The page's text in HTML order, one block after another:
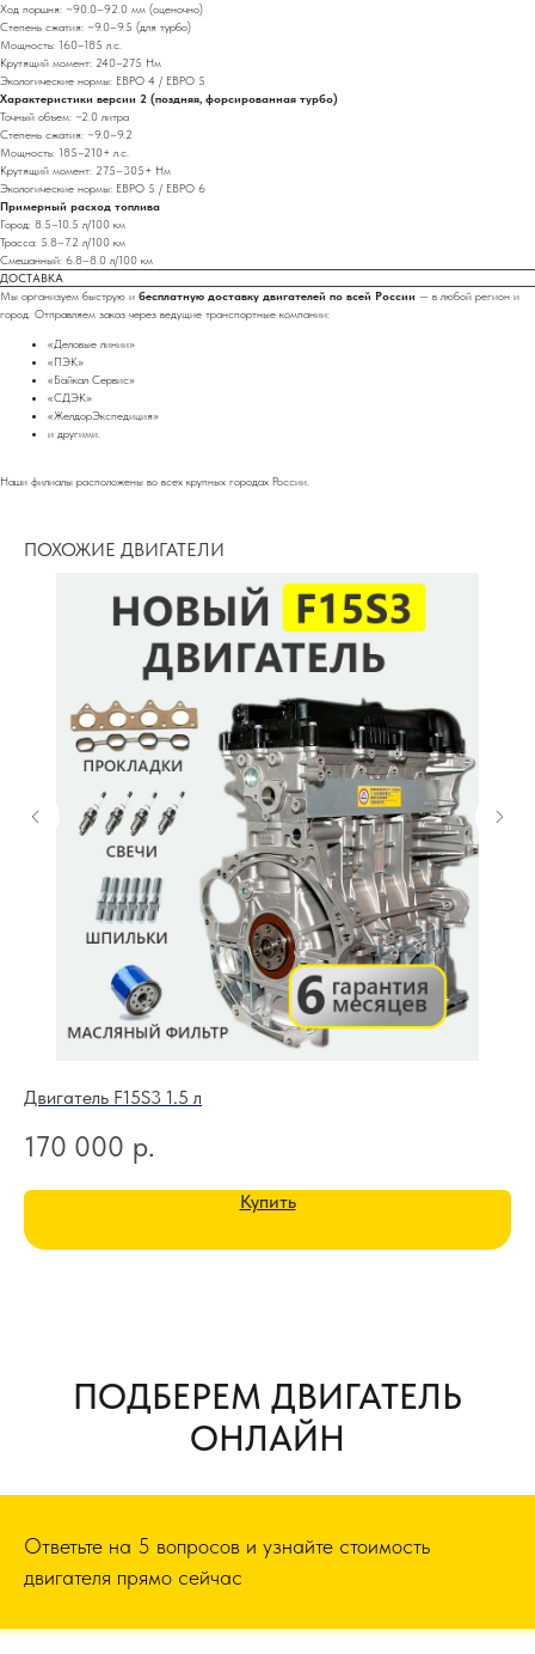
Ход поршня: ~90.0–92.0 мм (оценочно)
Степень сжатия: ~9.0–9.5 (для турбо)
Мощность: 160–185 л.с.
Крутящий момент: 240–275 Нм
Экологические нормы: ЕВРО 4 / ЕВРО 5
Характеристики версии 2 (поздняя, форсированная турбо)
Точный объем: ~2.0 литра
Степень сжатия: ~9.0–9.2
Мощность: 185–210+ л.с.
Крутящий момент: 275–305+ Нм
Экологические нормы: ЕВРО 5 / ЕВРО 6
Примерный расход топлива
Город: 8.5–10.5 л/100 км
Трасса: 5.8–7.2 л/100 км
Смешанный: 6.8–8.0 л/100 км
ДОСТАВКА
Мы организуем быструю и бесплатную доставку двигателей по всей России — в любой регион и
город. Отправляем заказ через ведущие транспортные компании:
«Деловые линии»
«ПЭК»
«Байкал Сервис»
«СДЭК»
«ЖелдорЭкспедиция»
и другими.
Наши филиалы расположены во всех крупных городах России.
ПОХОЖИЕ ДВИГАТЕЛИ
Двигатель F15S3 1.5 л
170 000 р.
Купить
ПОДБЕРЕМ ДВИГАТЕЛЬ
ОНЛАЙН
Ответьте на 5 вопросов и узнайте стоимость
двигателя прямо сейчас